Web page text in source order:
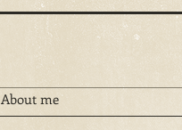
About me